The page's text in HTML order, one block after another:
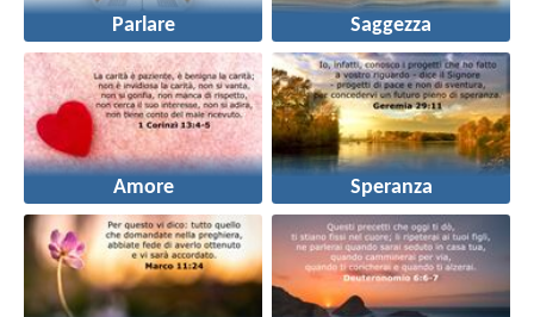
Parlare Saggezza
Amore Speranza